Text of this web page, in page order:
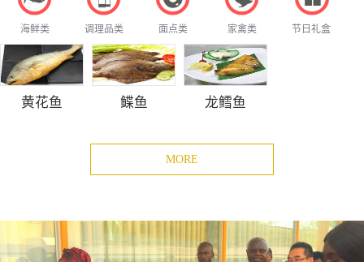
海鲜类 调理品类 面点类 家禽类 节日礼盒
黄花鱼 鲽鱼 龙鳕鱼
MORE